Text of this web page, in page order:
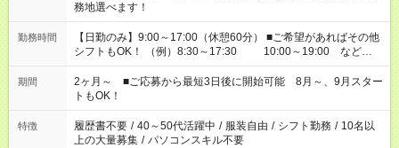
務地選べます！
勤務時間
【日勤のみ】9:00～17:00（休憩60分） ■ご希望があればその他
シフトもOK！ （例）8:30～17:30 10:00～19:00 など
「家族とお休みを合わせたい」 「できれば残業はしたくない」
など、あなたのご希望に沿ったお仕事をご紹介します！ ※Wワ
ーク希望の方へ 今ご覧のお仕事で希望する勤務時間と、もう1つ
のお仕事の勤務時間。 合計で週40時間を超える場合は応募でき
ません
期間
2ヶ月～ ■ご応募から最短3日後に開始可能 8月～、9月スター
トもOK！
特徴 履歴書不要 / 40～50代活躍中 / 服装自由 / シフト勤務 / 10名以
上の大量募集 / パソコンスキル不要